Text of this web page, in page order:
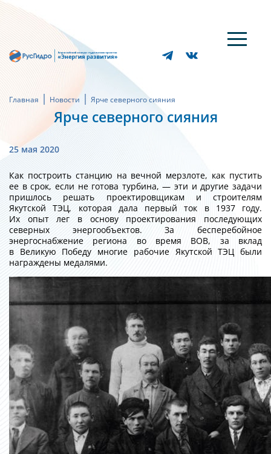
Главная Новости Ярче северного сияния
Ярче северного сияния
25 мая 2020
Как построить станцию на вечной мерзлоте, как пустить
ее в срок, если не готова турбина, — эти и другие задачи
пришлось решать проектировщикам и строителям
Якутской ТЭЦ, которая дала первый ток в 1937 году.
Их опыт лег в основу проектирования последующих
северных энергообъектов. За бесперебойное
энергоснабжение региона во время ВОВ, за вклад
в Великую Победу многие рабочие Якутской ТЭЦ были
награждены медалями.